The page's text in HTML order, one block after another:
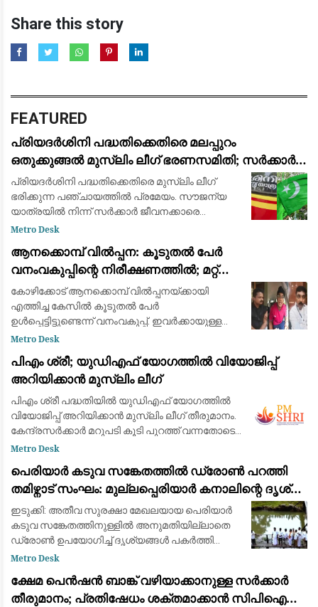
Share this story
FEATURED
പ്രിയദർശിനി പദ്ധതിക്കെതിരെ മലപ്പുറം
ഒതുക്കുങ്ങൽ മുസ്ലിം ലീഗ് ഭരണസമിതി; സർക്കാർ
ജീവനക്കാരെ സൗജന്യയാത്രയിൽ നിന്ന്
ഒഴിവാക്കണമെന്ന് പ്രമേയം
പ്രിയദർശിനി പദ്ധതിക്കെതിരെ മുസ്ലിം ലീഗ്
ഭരിക്കുന്ന പഞ്ചായത്തിൽ പ്രമേയം. സൗജന്യ
യാത്രയിൽ നിന്ന് സർക്കാർ ജീവനക്കാരെ
ഒഴിവാക്കണമെന്ന് ആവശ്യം. പദ്ധതി പുനഃ
അവതരിപ്
Metro Desk
ആനക്കൊമ്പ് വിൽപ്പന: കൂടുതൽ പേർ
വനംവകുപ്പിന്റെ നിരീക്ഷണത്തിൽ; മറ്റ്
ജില്ലകളിലേക്കും അന്വേഷണം
കോഴിക്കോട് ആനക്കൊമ്പ് വിൽപ്പനയ്ക്കായി
എത്തിച്ച കേസിൽ കൂടുതൽ പേർ
ഉൾപ്പെട്ടിട്ടുണ്ടെന്ന് വനംവകുപ്പ്. ഇവർക്കായുള്ള
അന്വേഷണം ആരംഭിച്ചു. ഇന്നലെ
റിമാൻഡ് ചെയ്തു.സംസ്ഥാനത്
Metro Desk
പിഎം ശ്രീ; യുഡിഎഫ് യോഗത്തില്‍ വിയോജിപ്പ്
അറിയിക്കാന്‍ മുസ്ലിം ലീഗ്
പിഎം ശ്രീ പദ്ധതിയില്‍ യുഡിഎഫ് യോഗത്തില്‍
വിയോജിപ്പ് അറിയിക്കാന്‍ മുസ്ലിം ലീഗ് തീരുമാനം.
കേന്ദ്രസര്‍ക്കാര്‍ മറുപടി കൂടി പുറത്ത് വന്നതോടെ
പിന്മാറിയില്ലെങ്കില്‍ തിരിച്ചടിയെന്നാണ് ലീഗ്
Metro Desk
പെരിയാർ കടുവ സങ്കേതത്തിൽ ഡ്രോൺ പറത്തി
തമിഴ്നാട് സംഘം: മുല്ലപ്പെരിയാർ കനാലിന്റെ ദൃശ്യം
പകർത്തി
ഇടുക്കി: അതീവ സുരക്ഷാ മേഖലയായ പെരിയാർ
കടുവ സങ്കേതത്തിനുള്ളിൽ അനുമതിയില്ലാതെ
ഡ്രോൺ ഉപയോഗിച്ച് ദൃശ്യങ്ങൾ പകർത്തി
തമിഴ്നാട് സംഘം. വനംവകുപ്പിന്റെയോ
അനുമതിയില്ലാതെയാണ് ഡ്രോൺ പറത്തിയത
Metro Desk
ക്ഷേമ പെൻഷൻ ബാങ്ക് വഴിയാക്കാനുള്ള സർക്കാർ
തീരുമാനം; പ്രതിഷേധം ശക്തമാക്കാൻ സിപിഐയും